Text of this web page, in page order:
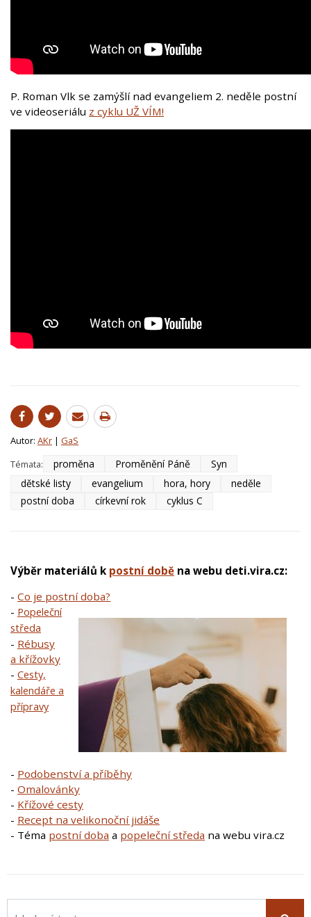
P. Roman Vlk se zamýšlí nad evangeliem 2. neděle postní
ve videoseriálu z cyklu UŽ VÍM!
Autor: AKr | GaS
Témata:
proměna Proměnění Páně
Syn
dětské listy
evangelium hora, hory
neděle
postní doba
církevní rok cyklus C
Výběr materiálů k postní době na webu deti.vira.cz:
- Co je postní doba?
- Popeleční
středa
- Rébusy
a křížovky
- Cesty,
kalendáře a
přípravy
- Podobenství a příběhy
- Omalovánky
- Křížové cesty
- Recept na velikonoční jidáše
- Téma postní doba a popeleční středa na webu vira.cz